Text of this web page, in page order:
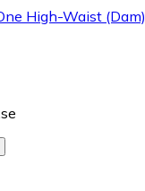
High-Waist (Dam)